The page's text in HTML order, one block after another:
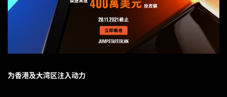
为香港及大湾区注入动力